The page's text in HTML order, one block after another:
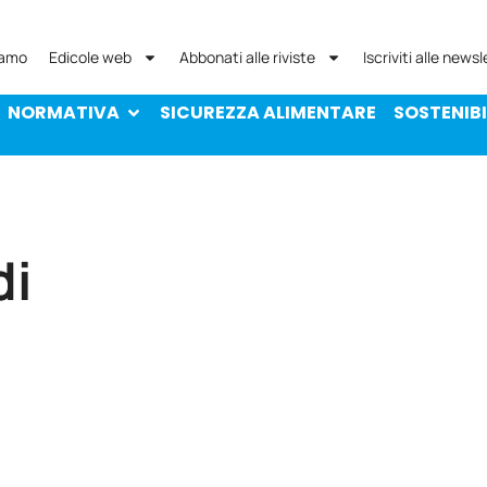
Edicole web Abbonati alle riviste Iscriviti alle
NORMATIVA SICUREZZA ALIMENTARE